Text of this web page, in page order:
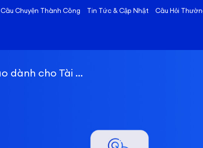
Câu Chuyện Thành Công Tin Tức & Cập Nhật Câu Hỏi
thông Ngoại Sàn?